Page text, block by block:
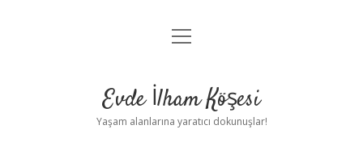
Anasayfa
Yasal Uyarı
menüyü
Evde İlham Köşesi
Yaşam alanlarına yaratıcı dokunuşlar!